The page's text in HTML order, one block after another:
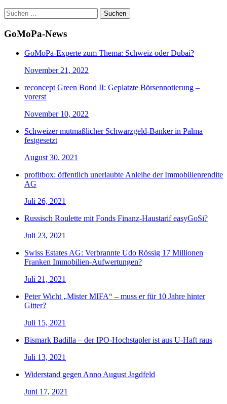
Suchen
nach:
GoMoPa-News
GoMoPa-Experte zum Thema: Schweiz oder Dubai?
November 21, 2022
reconcept Green Bond II: Geplatzte Börsennotierung –
vorerst
November 10, 2022
Schweizer mutmaßlicher Schwarzgeld-Banker in Palma
festgesetzt
August 30, 2021
profitbox: öffentlich unerlaubte Anleihe der Immobilienrendite
AG
Juli 26, 2021
Russisch Roulette mit Fonds Finanz-Haustarif easyGoSi?
Juli 23, 2021
Swiss Estates AG: Verbrannte Udo Rössig 17 Millionen
Franken Immobilien-Aufwertungen?
Juli 21, 2021
Peter Wicht „Mister MIFA“ – muss er für 10 Jahre hinter
Gitter?
Juli 15, 2021
Bismark Badilla – der IPO-Hochstapler ist aus U-Haft raus
Juli 13, 2021
Widerstand gegen Anno August Jagdfeld
Juni 17, 2021